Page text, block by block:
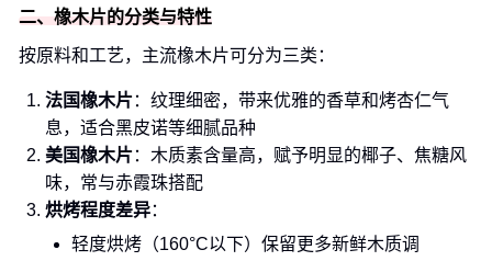
二、橡木片的分类与特性
按原料和工艺，主流橡木片可分为三类：
法国橡木片：纹理细密，带来优雅的香草和烤杏仁气
息，适合黑皮诺等细腻品种
美国橡木片：木质素含量高，赋予明显的椰子、焦糖风
味，常与赤霞珠搭配
烘烤程度差异：
轻度烘烤（160°C以下）保留更多新鲜木质调